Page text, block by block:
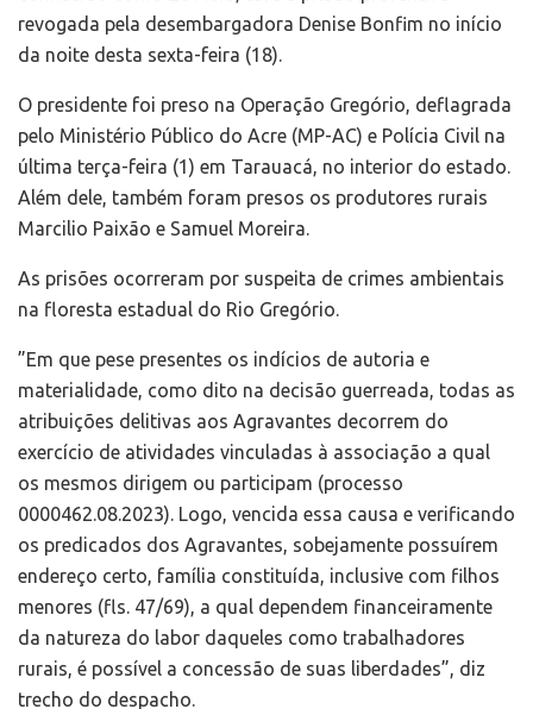
revogada pela desembargadora Denise Bonfim no início
da noite desta sexta-feira (18).
O presidente foi preso na Operação Gregório, deflagrada
pelo Ministério Público do Acre (MP-AC) e Polícia Civil na
última terça-feira (1) em Tarauacá, no interior do estado.
Além dele, também foram presos os produtores rurais
Marcilio Paixão e Samuel Moreira.
As prisões ocorreram por suspeita de crimes ambientais
na floresta estadual do Rio Gregório.
”Em que pese presentes os indícios de autoria e
materialidade, como dito na decisão guerreada, todas as
atribuições delitivas aos Agravantes decorrem do
exercício de atividades vinculadas à associação a qual
os mesmos dirigem ou participam (processo
0000462.08.2023). Logo, vencida essa causa e verificando
os predicados dos Agravantes, sobejamente possuírem
endereço certo, família constituída, inclusive com filhos
menores (fls. 47/69), a qual dependem financeiramente
da natureza do labor daqueles como trabalhadores
rurais, é possível a concessão de suas liberdades”, diz
trecho do despacho.